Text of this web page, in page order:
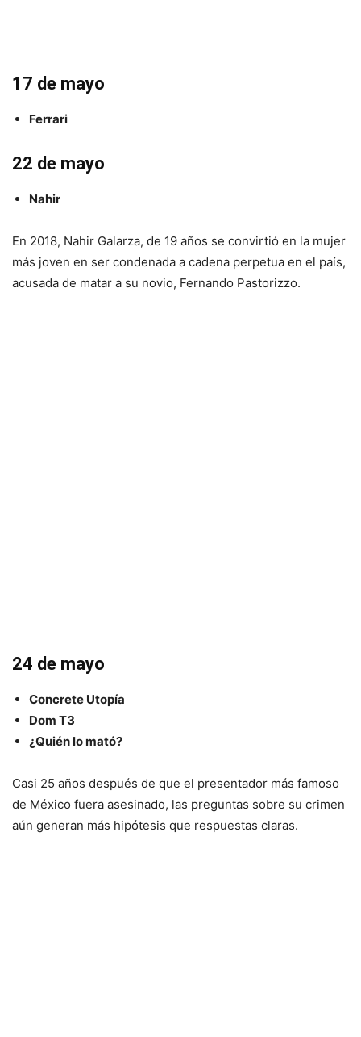
17 de mayo
Ferrari
22 de mayo
Nahir
En 2018, Nahir Galarza, de 19 años se convirtió en la mujer
más joven en ser condenada a cadena perpetua en el país,
acusada de matar a su novio, Fernando Pastorizzo.
24 de mayo
Concrete Utopía
Dom T3
¿Quién lo mató?
Casi 25 años después de que el presentador más famoso
de México fuera asesinado, las preguntas sobre su crimen
aún generan más hipótesis que respuestas claras.